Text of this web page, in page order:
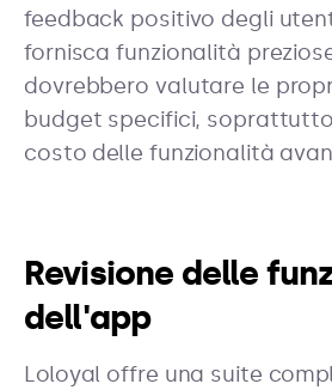
feedback positivo degli
fornisca funzionalità
dovrebbero valutare le
budget specifici,
costo delle funzionalità
Revisione delle
dell'app
Loloyal offre una suite